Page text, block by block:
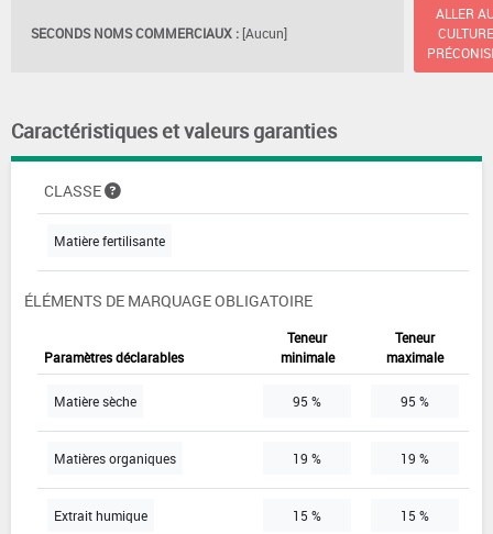
SECONDS NOMS COMMERCIAUX : [Aucun]
ALLER
Caractéristiques et valeurs garanties
CLASSE
Matière fertilisante
ÉLÉMENTS DE MARQUAGE OBLIGATOIRE
Paramètres déclarables
Teneur
minimale
Teneur
maximale
Matière sèche 95 % 95 %
Matières organiques 19 % 19 %
Extrait humique 15 % 15 %